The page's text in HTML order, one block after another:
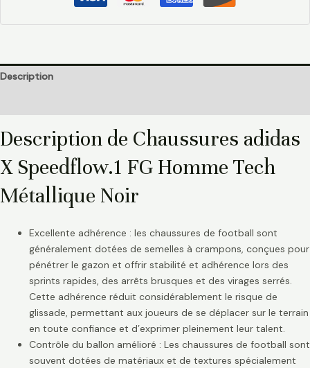
Description
Description de Chaussures adidas
X Speedflow.1 FG Homme Tech
Métallique Noir
Excellente adhérence : les chaussures de football sont
généralement dotées de semelles à crampons, conçues pour
pénétrer le gazon et offrir stabilité et adhérence lors des
sprints rapides, des arrêts brusques et des virages serrés.
Cette adhérence réduit considérablement le risque de
glissade, permettant aux joueurs de se déplacer sur le terrain
en toute confiance et d’exprimer pleinement leur talent.
Contrôle du ballon amélioré : Les chaussures de football sont
souvent dotées de matériaux et de textures spécialement